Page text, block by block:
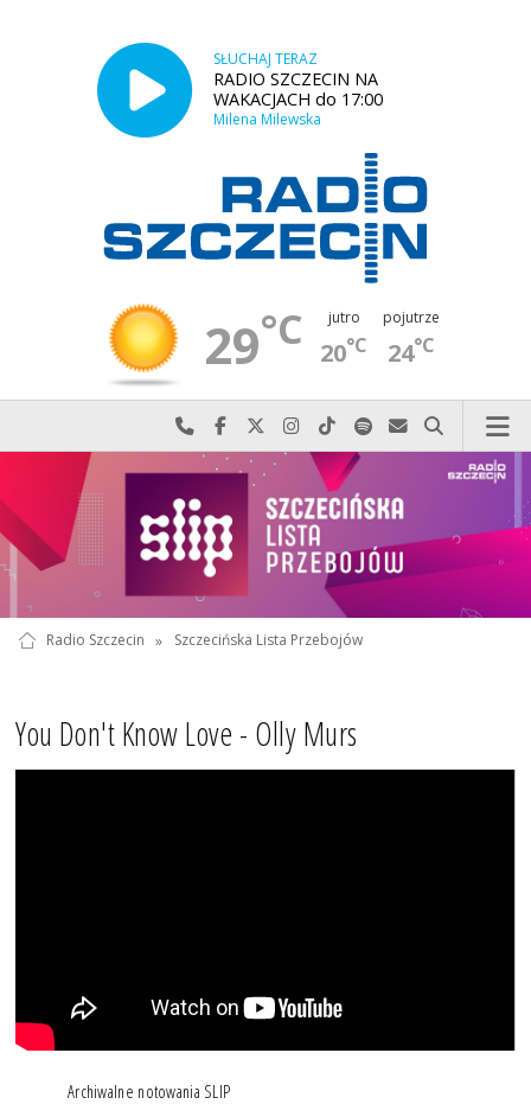
SŁUCHAJ TERAZ
RADIO SZCZECIN NA
WAKACJACH do 17:00
Milena Milewska
29°C jutro
20°C
pojutrze
24°C
Najlepiej po prostu do nas zadzwoń
Odwiedź nas na Facebook-u
Odwiedź nas na X
Odwiedź nas na Instagram-ie
Odwiedź nas na TikTok-u
Szukaj nas na Spotify
Wyślij do nas
Szukaj
Radio Szczecin » Szczecińska Lista Przebojów
You Don't Know Love - Olly Murs
Archiwalne notowania SLIP